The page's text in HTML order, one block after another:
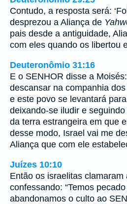
Contudo, a resposta será:
desprezou a Aliança de
pais desde a antiguidade,
com eles quando os libertou
Deuteronômio 31:16
E o SENHOR disse a
descansar na companhia
e este povo se levantará
deixando-se iludir e
da terra estrangeira em que
desse modo, Israel vai me
Aliança que com ele
Juízes 10:10
Então os israelitas clamaram
confessando: “Temos
abandonamos o culto ao